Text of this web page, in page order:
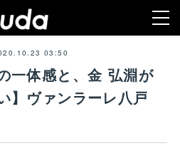
03:50
一体感と、金 弘淵が
】ヴァンラーレ八戸